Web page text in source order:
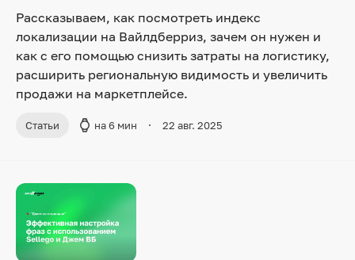
Рассказываем, как посмотреть индекс
локализации на Вайлдберриз, зачем он нужен и
как с его помощью снизить затраты на логистику,
расширить региональную видимость и увеличить
продажи на маркетплейсе.
Статьи на 6 мин 22 авг. 2025